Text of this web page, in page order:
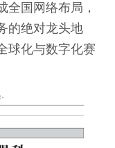
全国网络布局，
的绝对龙头地
球化与数字化赛